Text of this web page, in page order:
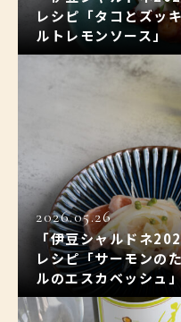
レシピ「タコとズッ
ルトレモンソース」
2026.05.26
「伊豆シャルドネ
レシピ「サーモンの
ルのエスカベッシュ